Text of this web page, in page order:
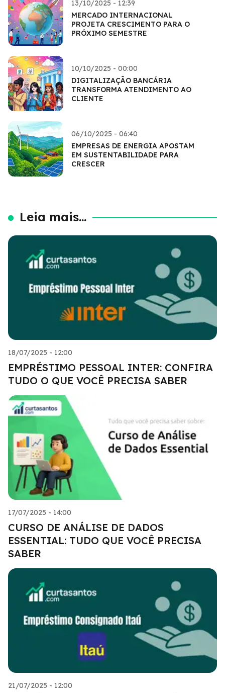
13/10/2025 - 12:39
MERCADO INTERNACIONAL
PROJETA CRESCIMENTO PARA O
PRÓXIMO SEMESTRE
10/10/2025 - 00:00
DIGITALIZAÇÃO BANCÁRIA
TRANSFORMA ATENDIMENTO AO
CLIENTE
06/10/2025 - 06:40
EMPRESAS DE ENERGIA APOSTAM
EM SUSTENTABILIDADE PARA
CRESCER
Leia mais...
18/07/2025 - 12:00
EMPRÉSTIMO PESSOAL INTER: CONFIRA
TUDO O QUE VOCÊ PRECISA SABER
17/07/2025 - 14:00
CURSO DE ANÁLISE DE DADOS
ESSENTIAL: TUDO QUE VOCÊ PRECISA
SABER
21/07/2025 - 12:00